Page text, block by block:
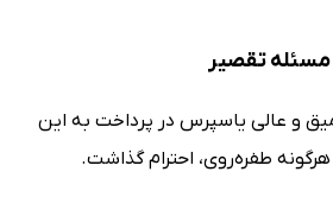
تقصیر
و عالی یاسپرس در پرداخت به این
طفره‌روی، احترام گذاشت.